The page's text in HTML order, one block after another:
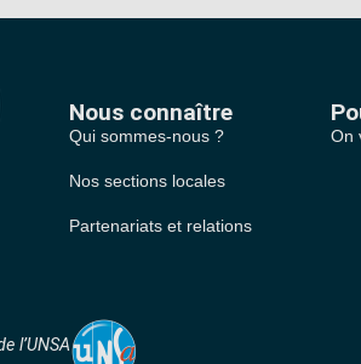
Nous connaître
Qui sommes-nous ?
Nos sections locales
Partenariats et relations
On
l’UNSA